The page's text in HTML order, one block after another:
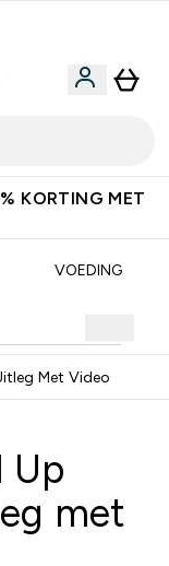
KORTING MET
VOEDING
Met Video
Up
met